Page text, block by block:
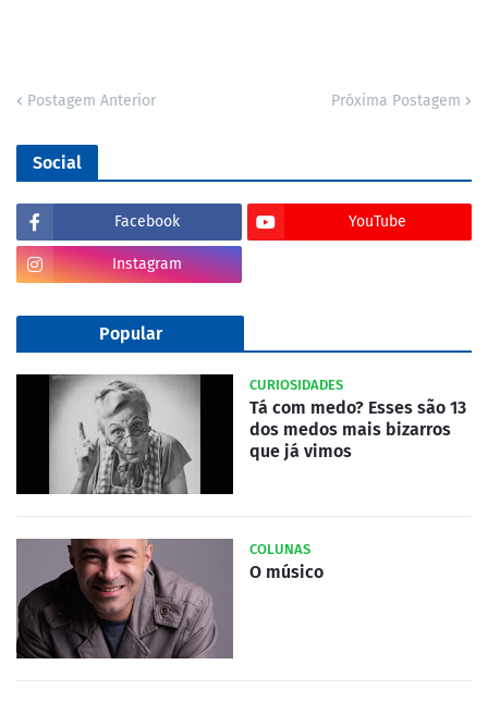
Postagem Anterior Próxima Postagem
Social
Facebook YouTube
Instagram
Popular
CURIOSIDADES
Tá com medo? Esses são 13
dos medos mais bizarros
que já vimos
COLUNAS
O músico